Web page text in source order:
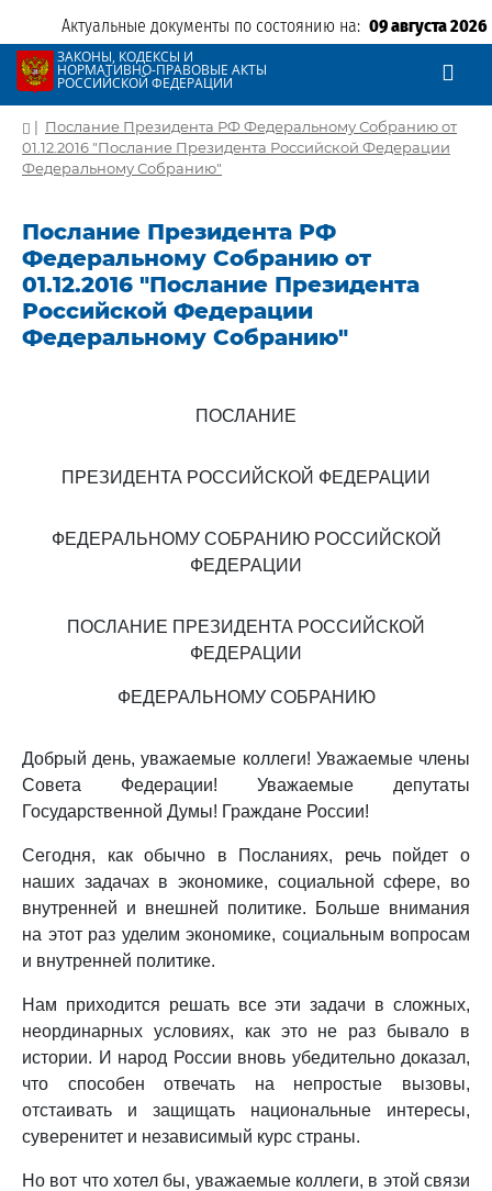
Актуальные документы по состоянию на: 09 августа 2026
ЗАКОНЫ, КОДЕКСЫ И
НОРМАТИВНО-ПРАВОВЫЕ АКТЫ
РОССИЙСКОЙ ФЕДЕРАЦИИ
| Послание Президента РФ Федеральному Собранию от
01.12.2016 "Послание Президента Российской Федерации
Федеральному Собранию"
Послание Президента РФ
Федеральному Собранию от
01.12.2016 "Послание Президента
Российской Федерации
Федеральному Собранию"
ПОСЛАНИЕ
ПРЕЗИДЕНТА РОССИЙСКОЙ ФЕДЕРАЦИИ
ФЕДЕРАЛЬНОМУ СОБРАНИЮ РОССИЙСКОЙ
ФЕДЕРАЦИИ
ПОСЛАНИЕ ПРЕЗИДЕНТА РОССИЙСКОЙ
ФЕДЕРАЦИИ
ФЕДЕРАЛЬНОМУ СОБРАНИЮ
Добрый день, уважаемые коллеги! Уважаемые члены
Совета Федерации! Уважаемые депутаты
Государственной Думы! Граждане России!
Сегодня, как обычно в Посланиях, речь пойдет о
наших задачах в экономике, социальной сфере, во
внутренней и внешней политике. Больше внимания
на этот раз уделим экономике, социальным вопросам
и внутренней политике.
Нам приходится решать все эти задачи в сложных,
неординарных условиях, как это не раз бывало в
истории. И народ России вновь убедительно доказал,
что способен отвечать на непростые вызовы,
отстаивать и защищать национальные интересы,
суверенитет и независимый курс страны.
Но вот что хотел бы, уважаемые коллеги, в этой связи